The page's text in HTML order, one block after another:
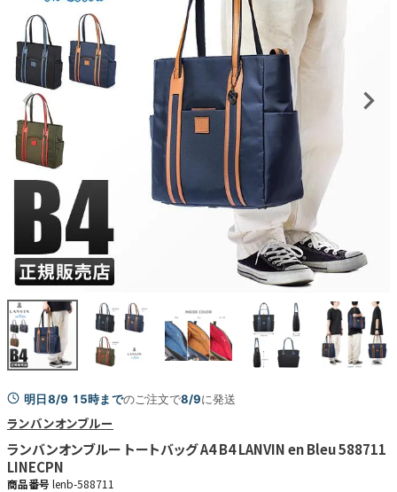
明日8/9 15時までのご注文で8/9に発送
ランバンオンブルー
ランバンオンブルー トートバッグ A4 B4 LANVIN en Bleu 588711
LINECPN
商品番号 lenb-588711